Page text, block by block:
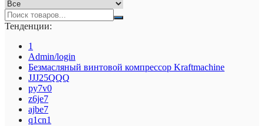
Тенденции:
1
Admin/login
Безмасляный винтовой компрессор Kraftmaсhine
JJJ25QQQ
py7v0
z6je7
ajbe7
q1cn1